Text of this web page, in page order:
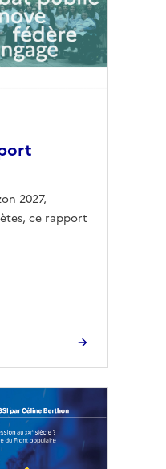
2027,
ce rapport